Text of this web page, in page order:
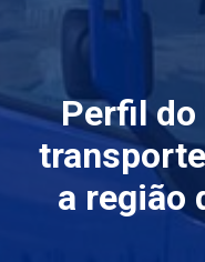
Perfil do
a região